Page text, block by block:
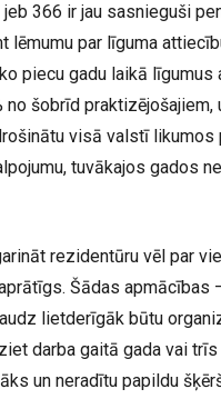
366 ir jau sasnieguši
lēmumu par līguma
piecu gadu laikā līgumus
šobrīd praktizējošajiem,
visā valstī likumos
tuvākajos gados
rezidentūru vēl par
Šādas apmācības
lietderīgāk būtu
darba gaitā gada vai
un neradītu papildu